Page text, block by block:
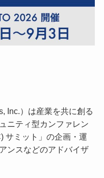
Inc.）は産業を共に創る
ニティ型カンファレン
サミット」の企画・運
ンスなどのアドバイザ